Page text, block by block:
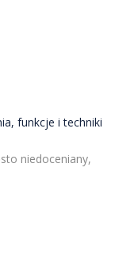
funkcje i techniki
niedoceniany,